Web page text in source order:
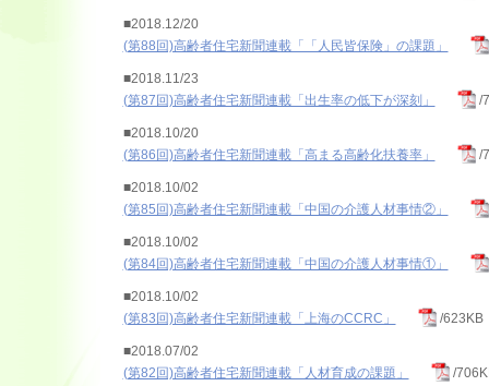
■2018.12/20
(第88回)高齢者住宅新聞連載「「人民皆保険」の課題」
■2018.11/23
(第87回)高齢者住宅新聞連載「出生率の低下が深刻」
/
■2018.10/20
(第86回)高齢者住宅新聞連載「高まる高齢化扶養率」
/
■2018.10/02
(第85回)高齢者住宅新聞連載「中国の介護人材事情②」
■2018.10/02
(第84回)高齢者住宅新聞連載「中国の介護人材事情①」
■2018.10/02
(第83回)高齢者住宅新聞連載「上海のCCRC」
/623KB
■2018.07/02
(第82回)高齢者住宅新聞連載「人材育成の課題」
/